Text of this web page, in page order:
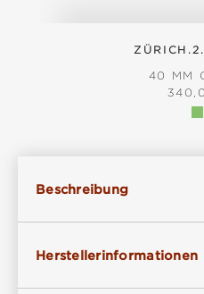
40 MM
Beschreibung
Herstellerinformationen